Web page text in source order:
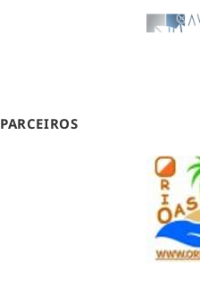
PARCEIROS